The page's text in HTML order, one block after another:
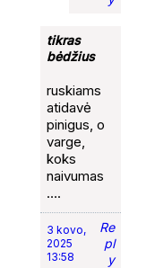
tikras
bėdžius
ruskiams
atidavė
pinigus, o
varge,
koks
naivumas
….
3 kovo,
2025
13:58
Re
pl
y